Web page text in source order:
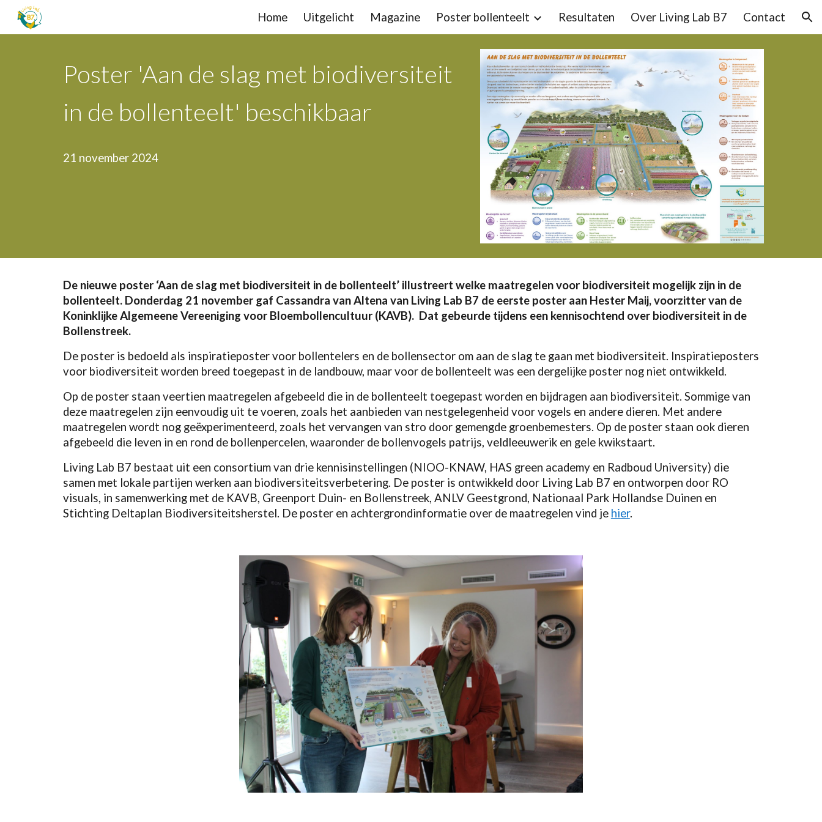
Skip to main content Skip to navigation
Home Uitgelicht Magazine Poster bollenteelt Resultaten Over Living Lab B7 Contact
Poster 'Aan de slag met biodiversiteit
in de bollenteelt' beschikbaar
21 november2024
De nieuwe poster ‘Aan de slag met biodiversiteit in de bollenteelt’ illustreert welke maatregelen voor biodiversiteit mogelijk zijn in de
bollenteelt. Donderdag 21 november gaf Cassandra van Altena van Living Lab B7 de eerste poster aan Hester Maij, voorzitter van de
Koninklijke Algemeene Vereeniging voor Bloembollencultuur (KAVB). Dat gebeurde tijdens een kennisochtend over biodiversiteit in de
Bollenstreek.
De poster is bedoeld als inspiratieposter voor bollentelers en de bollensector om aan de slag te gaan met biodiversiteit. Inspiratieposters
voor biodiversiteit worden breed toegepast in de landbouw, maar voor de bollenteelt was een dergelijke poster nog niet ontwikkeld.
Op de poster staan veertien maatregelen afgebeeld die in de bollenteelt toegepast worden en bijdragen aan biodiversiteit. Sommige van
deze maatregelen zijn eenvoudig uit te voeren, zoals het aanbieden van nestgelegenheid voor vogels en andere dieren. Met andere
maatregelen wordt nog geëxperimenteerd, zoals het vervangen van stro door gemengde groenbemesters. Op de poster staan ook dieren
afgebeeld die leven in en rond de bollenpercelen, waaronder de bollenvogels patrijs, veldleeuwerik en gele kwikstaart.
Living Lab B7 bestaat uit een consortium van drie kennisinstellingen (NIOO-KNAW, HAS green academy en Radboud University) die
samen met lokale partijen werken aan biodiversiteitsverbetering. De poster is ontwikkeld door Living Lab B7 en ontworpen door RO
visuals, in samenwerking met de KAVB, Greenport Duin- en Bollenstreek, ANLV Geestgrond, Nationaal Park Hollandse Duinen en
Stichting Deltaplan Biodiversiteitsherstel. De poster en achtergrondinformatie over de maatregelen vind je hier.